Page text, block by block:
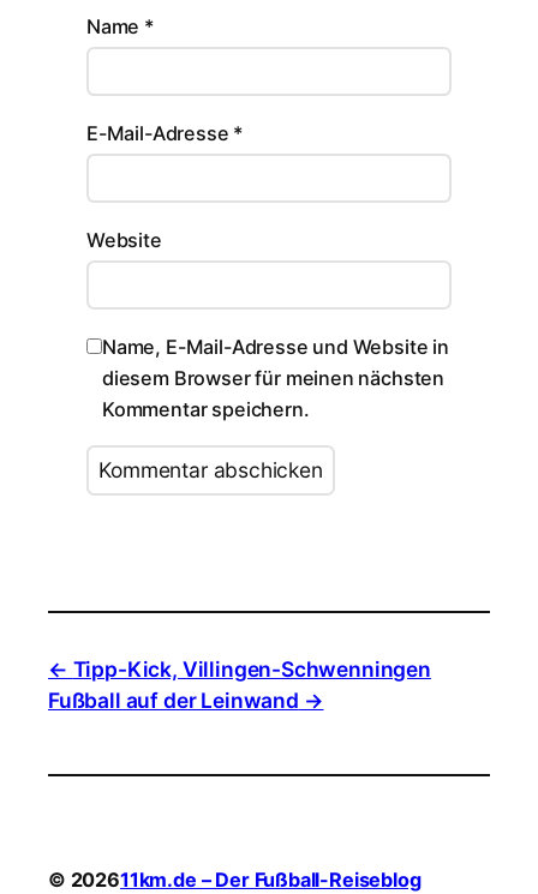
Name *
E-Mail-Adresse *
Website
Name, E-Mail-Adresse und Website in
diesem Browser für meinen nächsten
Kommentar speichern.
Tipp-Kick, Villingen-Schwenningen
Fußball auf der Leinwand
© 202611km.de – Der Fußball-Reiseblog